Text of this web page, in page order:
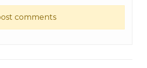
comments